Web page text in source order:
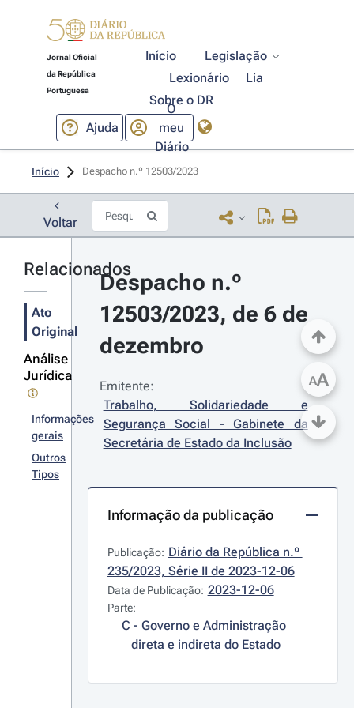
Jornal Oficial
da República
Portuguesa
Início
Legislação
Lexionário
Lia
Sobre o DR
Ajuda
O
meu
Diário
Início Despacho n.º 12503/2023
Voltar
Relacionados
Ato
Original
Análise
Jurídica
Informações
gerais
Outros
Tipos
Despacho n.º
12503/2023, de 6 de
dezembro
Emitente:
Trabalho, Solidariedade e
Segurança Social - Gabinete da
Secretária de Estado da Inclusão
Informação da publicação
Publicação: Diário da República n.º
235/2023, Série II de 2023-12-06
Data de Publicação: 2023-12-06
Parte:
C - Governo e Administração
direta e indireta do Estado
AA